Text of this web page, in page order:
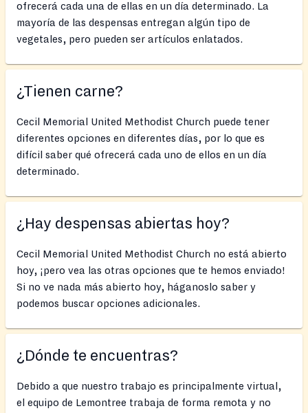
ofrecerá cada una de ellas en un día determinado. La
mayoría de las despensas entregan algún tipo de
vegetales, pero pueden ser artículos enlatados.
¿Tienen carne?
Cecil Memorial United Methodist Church puede tener
diferentes opciones en diferentes días, por lo que es
difícil saber qué ofrecerá cada uno de ellos en un día
determinado.
¿Hay despensas abiertas hoy?
Cecil Memorial United Methodist Church no está abierto
hoy, ¡pero vea las otras opciones que te hemos enviado!
Si no ve nada más abierto hoy, háganoslo saber y
podemos buscar opciones adicionales.
¿Dónde te encuentras?
Debido a que nuestro trabajo es principalmente virtual,
el equipo de Lemontree trabaja de forma remota y no